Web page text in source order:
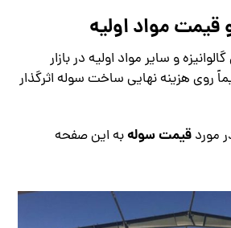
قیمت مواد اولیه
و سایر مواد اولیه در بازار
روی هزینه نهایی ساخت سوله اثرگذار
موردقیمت سولهبه این صفحه